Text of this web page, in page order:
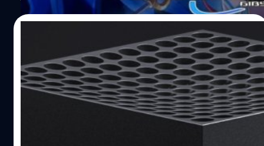
Microsoft ยอมรับ Xbox Wireless
Controllers กำลังขาดแคลน
Microsoft ออกมายืนยันว่าคอนโทรลเลอร์ของ Xbox Series
X/S กำลังประสบสภาวะขาดตลาด ร้านค้าปลีกยักษ์ใหญ่หลาย